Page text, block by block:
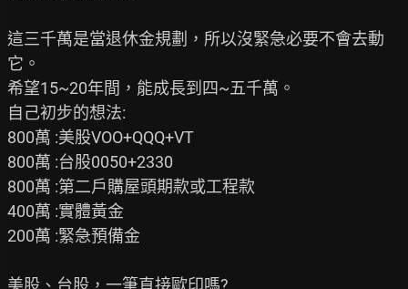
這三千萬是當退休金規劃，所以沒緊急必要不會去動
它。
希望15~20年間，能成長到四~五千萬。
自己初步的想法:
800萬 :美股VOO+QQQ+VT
800萬 :台股0050+2330
800萬 :第二戶購屋頭期款或工程款
400萬 :實體黃金
200萬 :緊急預備金
美股、台股，一筆直接歐印嗎?